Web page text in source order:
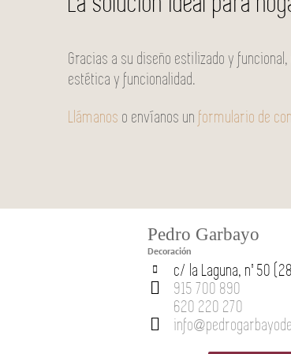
Gracias a su diseño estilizado y
estética y funcionalidad.
Llámanos o envíanos un formulario de
Pedro Garbayo
Decoración
c/ la Laguna, nº 50
915 700 890
620 220 270